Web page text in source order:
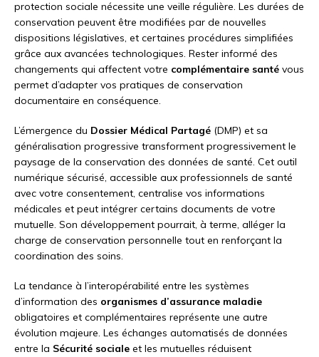
protection sociale nécessite une veille régulière. Les durées de
conservation peuvent être modifiées par de nouvelles
dispositions législatives, et certaines procédures simplifiées
grâce aux avancées technologiques. Rester informé des
changements qui affectent votre complémentaire santé vous
permet d’adapter vos pratiques de conservation
documentaire en conséquence.
L’émergence du Dossier Médical Partagé (DMP) et sa
généralisation progressive transforment progressivement le
paysage de la conservation des données de santé. Cet outil
numérique sécurisé, accessible aux professionnels de santé
avec votre consentement, centralise vos informations
médicales et peut intégrer certains documents de votre
mutuelle. Son développement pourrait, à terme, alléger la
charge de conservation personnelle tout en renforçant la
coordination des soins.
La tendance à l’interopérabilité entre les systèmes
d’information des organismes d’assurance maladie
obligatoires et complémentaires représente une autre
évolution majeure. Les échanges automatisés de données
entre la Sécurité sociale et les mutuelles réduisent